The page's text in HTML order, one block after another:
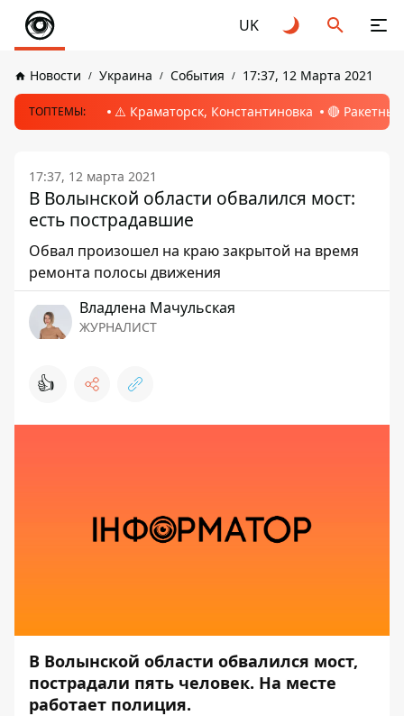
UK
Новости Украина События 17:37, 12 Марта 2021
ТОПТЕМЫ: ⚠️ Краматорск, Константиновка 🔴
17:37, 12 марта 2021
В Волынской области обвалился мост:
есть пострадавшие
Обвал произошел на краю закрытой на время
ремонта полосы движения
Владлена Мачульская
ЖУРНАЛИСТ
👍
В Волынской области обвалился мост,
пострадали пять человек. На месте
работает полиция.